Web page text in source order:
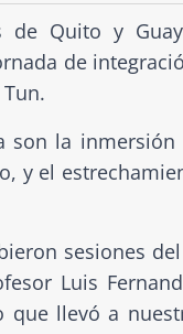
Quito y
de
son la
y el
sesiones
Luis
llevó a